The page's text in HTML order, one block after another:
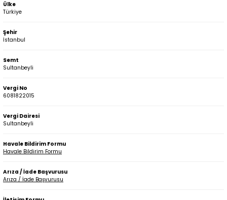
Ülke
Türkiye
Şehir
İstanbul
Semt
Sultanbeyli
Vergi No
6081822015
Vergi Dairesi
Sultanbeyli
Havale Bildirim Formu
Havale Bildirim Formu
Arıza / İade Başvurusu
Arıza / İade Başvurusu